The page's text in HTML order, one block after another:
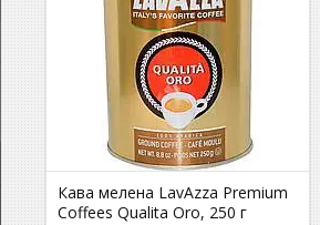
Кава мелена LavAzza Premium
Coffees Qualita Oro, 250 г